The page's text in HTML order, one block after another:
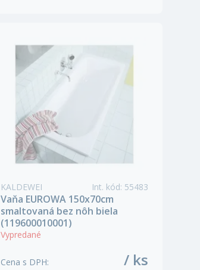
KALDEWEI Int. kód: 55483
Vaňa EUROWA 150x70cm
smaltovaná bez nôh biela
(119600010001)
Vypredané
Cena s DPH: / ks